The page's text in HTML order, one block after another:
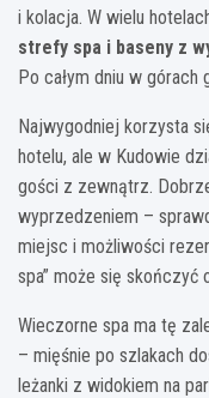
i kolacja. W wielu
strefy spa i baseny z
Po całym dniu w
Najwygodniej korzysta
hotelu, ale w Kudowie
gości z zewnątrz.
wyprzedzeniem –
miejsc i możliwości
spa” może się skończyć
Wieczorne spa ma tę
– mięśnie po szlakach
leżanki z widokiem na